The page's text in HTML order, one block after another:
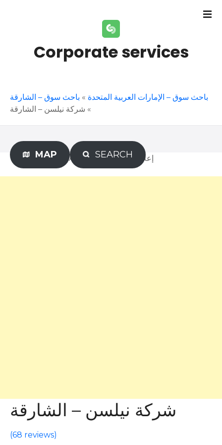
Corporate services
باحث سوق – الإمارات العربية المتحدة » باحث سوق – الشارقة
» شركة نيلسن – الشارقة
MAP SEARCH Advertisement – إعلان
شركة نيلسن – الشارقة
(68 reviews)